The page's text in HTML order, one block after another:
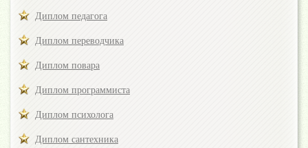
Диплом педагога
Диплом переводчика
Диплом повара
Диплом программиста
Диплом психолога
Диплом сантехника